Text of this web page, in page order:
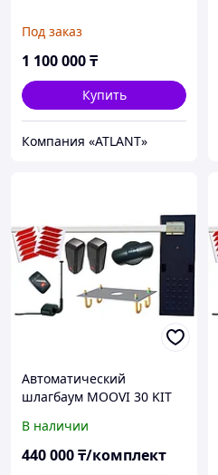
Под заказ
1 100 000₸
Купить
Компания «ATLANT»
Автоматический
шлагбаум MOOVI 30 KIT
4,6м.
В наличии
440 000₸/комплект